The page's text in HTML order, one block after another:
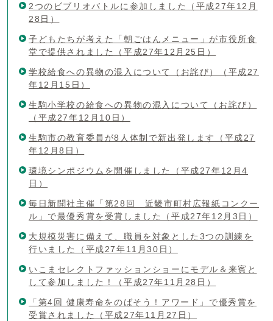
2つのビブリオバトルに参加しました（平成27年12月
28日）
子どもたちが考えた「朝ごはんメニュー」が市役所食
堂で提供されました（平成27年12月25日）
学校給食への異物の混入について（お詫び）（平成27
年12月15日）
生駒小学校の給食への異物の混入について（お詫び）
（平成27年12月10日）
生駒市の教育委員が8人体制で新出発します（平成27
年12月8日）
環境シンポジウムを開催しました（平成27年12月4
日）
毎日新聞社主催「第28回 近畿市町村広報紙コンクー
ル」で最優秀賞を受賞しました（平成27年12月3日）
大規模災害に備えて、職員を対象とした3つの訓練を
行いました（平成27年11月30日）
いこまセレクトファッションショーにモデル＆来賓と
して参加しました！（平成27年11月28日）
「第4回 健康寿命をのばそう！アワード」で優秀賞を
受賞されました（平成27年11月27日）